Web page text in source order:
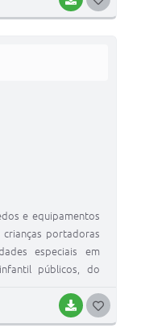
BAIXAR
e equipamentos
portadoras
especiais em
públicos, do